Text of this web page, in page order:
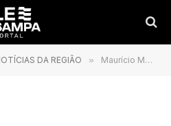
DA REGIÃO » Maurício Meirelles apresenta “Surto Coletivo” no Teatro das Artes, na Zona Oeste de SP, neste sábado (21)